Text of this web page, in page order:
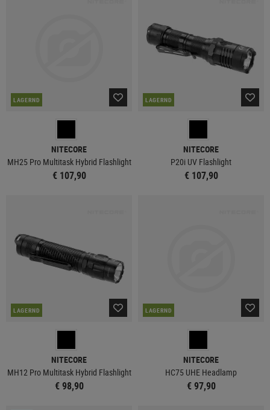
LAGERND
NITECORE
MH25 Pro Multitask Hybrid Flashlight
€ 107,90
LAGERND
NITECORE
P20i UV Flashlight
€ 107,90
LAGERND
NITECORE
MH12 Pro Multitask Hybrid Flashlight
€ 98,90
LAGERND
NITECORE
HC75 UHE Headlamp
€ 97,90